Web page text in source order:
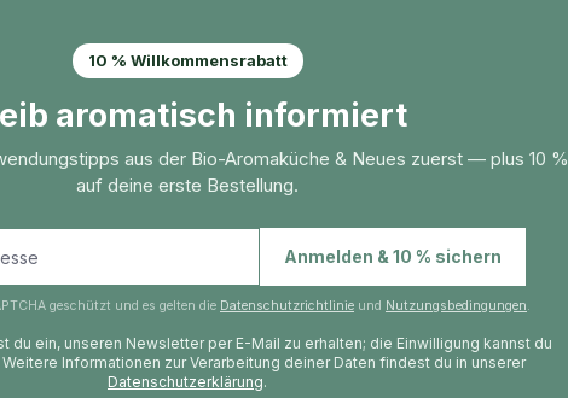
10 % Willkommensrabatt
aromatisch informiert
aus der Bio-Aromaküche & Neues zuerst — plus 10 %
auf deine erste Bestellung.
Anmelden & 10 % sichern
geschützt und es gelten die Datenschutzrichtlinie und Nutzungsbedingungen.
du ein, unseren Newsletter per E-Mail zu erhalten; die Einwilligung kannst du
Informationen zur Verarbeitung deiner Daten findest du in unserer
Datenschutzerklärung.